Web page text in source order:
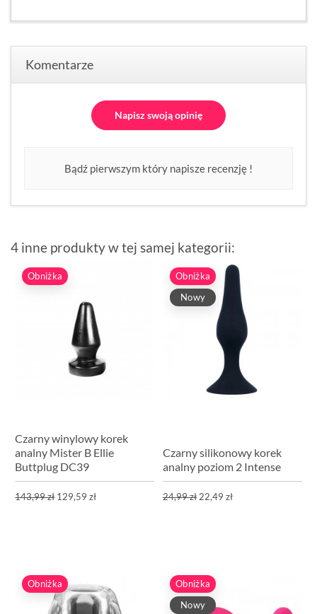
Komentarze
Napisz swoją opinię
Bądź pierwszym który napisze recenzję !
4 inne produkty w tej samej kategorii:
Obniżka
Czarny winylowy korek
analny Mister B Ellie
Buttplug DC39
143,99 zł 129,59 zł
Obniżka
Nowy
Czarny silikonowy korek
analny poziom 2 Intense
24,99 zł 22,49 zł
Obniżka
Obniżka
Nowy